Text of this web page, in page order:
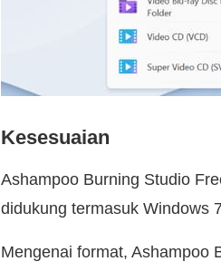
Kesesuaian
Ashampoo Burning Studio
didukung termasuk Windows
Mengenai format, Ashampoo